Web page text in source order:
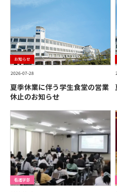
2026-07-28
お知らせ
夏季休業に伴う学生食堂の営業
休止のお知らせ
看護学部